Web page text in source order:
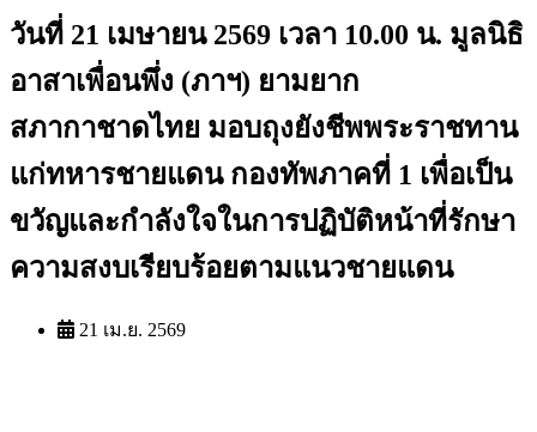
วันที่ 21 เมษายน 2569 เวลา 10.00 น. มูลนิธิ
อาสาเพื่อนพึ่ง (ภาฯ) ยามยาก
สภากาชาดไทย มอบถุงยังชีพพระราชทาน
แก่ทหารชายแดน กองทัพภาคที่ 1 เพื่อเป็น
ขวัญและกำลังใจในการปฏิบัติหน้าที่รักษา
ความสงบเรียบร้อยตามแนวชายแดน
21 เม.ย. 2569